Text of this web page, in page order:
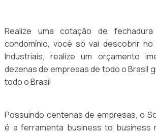
Realize uma cotação de
condomínio, você só vai descobrir
Industriais, realize um orçamento
dezenas de empresas de todo o Brasil
todo o Brasil
Possuindo centenas de empresas, o
é a ferramenta business to business